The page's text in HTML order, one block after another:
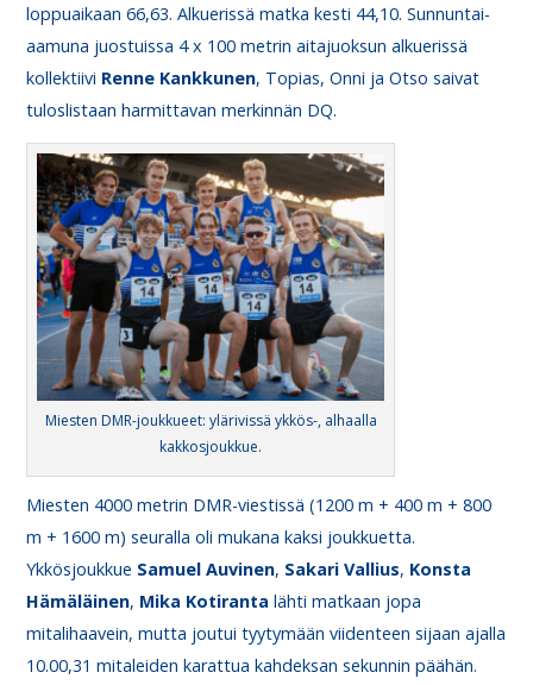
loppuaikaan 66,63. Alkuerissä matka kesti 44,10. Sunnuntai-
aamuna juostuissa 4 x 100 metrin aitajuoksun alkuerissä
kollektiivi Renne Kankkunen, Topias, Onni ja Otso saivat
tuloslistaan harmittavan merkinnän DQ.
Miesten DMR-joukkueet: ylärivissä ykkös-, alhaalla
kakkosjoukkue.
Miesten 4000 metrin DMR-viestissä (1200 m + 400 m + 800
m + 1600 m) seuralla oli mukana kaksi joukkuetta.
Ykkösjoukkue Samuel Auvinen, Sakari Vallius, Konsta
Hämäläinen, Mika Kotiranta lähti matkaan jopa
mitalihaavein, mutta joutui tyytymään viidenteen sijaan ajalla
10.00,31 mitaleiden karattua kahdeksan sekunnin päähän.